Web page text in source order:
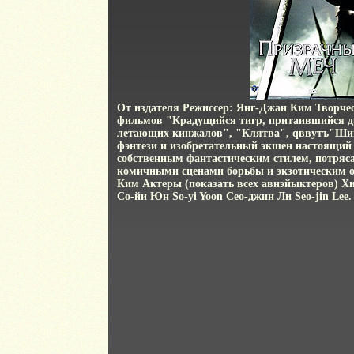
От издателя Режиссер: Янг-Джан Ким
фильмов "Крадущийся тигр, притаившийся
летающих кинжалов", "Клятва",
фэнтези и изобретательный экшен
собственным фантастическим стилем,
комичными сценами борьбы и экзотическим
Ким Актеры (показать всех авнэйыктеров)
Со-йи Юн So-yi Yoon Сео-джин Ли Seo-jin Lee.